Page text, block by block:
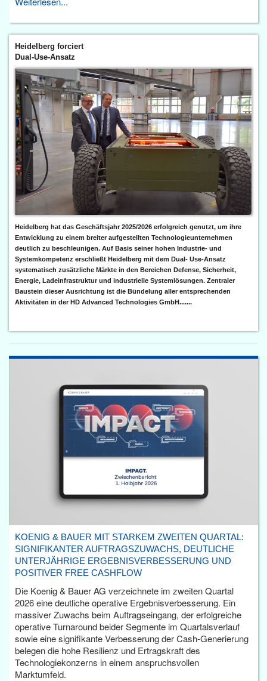
Heidelberg forciert
Dual-Use-Ansatz
Heidelberg hat das Geschäftsjahr 2025/2026 erfolgreich genutzt, um ihre
Entwicklung zu einem breiter aufgestellten Technologieunternehmen
deutlich zu beschleunigen. Auf Basis seiner hohen Industrie- und
Systemkompetenz erschließt Heidelberg mit dem Dual- Use-Ansatz
systematisch zusätzliche Märkte in den Bereichen Defense, Sicherheit,
Energie, Ladeinfrastruktur und industrielle Systemlösungen. Zentraler
Baustein dieser Ausrichtung ist die Bündelung aller entsprechenden
Aktivitäten in der HD Advanced Technologies GmbH.......
KOENIG & BAUER MIT STARKEM ZWEITEN QUARTAL:
SIGNIFIKANTER AUFTRAGSZUWACHS, DEUTLICHE
UNTERJÄHRIGE ERGEBNISVERBESSERUNG UND
POSITIVER FREE CASHFLOW
Die Koenig & Bauer AG verzeichnete im zweiten Quartal
2026 eine deutliche operative Ergebnisverbesserung. Ein
massiver Zuwachs beim Auftragseingang, der erfolgreiche
operative Turnaround beider Segmente im Quartalsverlauf
sowie eine signifikante Verbesserung der Cash-Generierung
belegen die hohe Resilienz und Ertragskraft des
Technologiekonzerns in einem anspruchsvollen
Marktumfeld.